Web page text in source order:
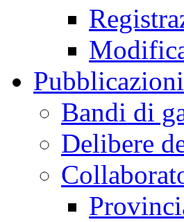
Bandi di
Delibere